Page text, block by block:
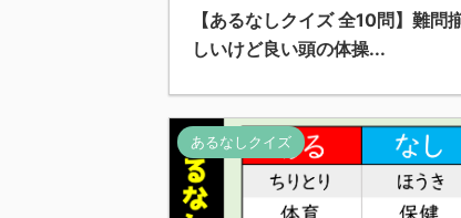
【あるなしクイズ 全10問】難問
しいけど良い頭の体操...
あるなしクイズ